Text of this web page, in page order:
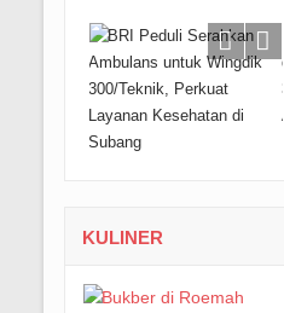
KULINER